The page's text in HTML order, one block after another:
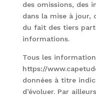
des omissions, des
dans la mise à jour,
du fait des tiers
informations.
Tous les
https://
données à titre
d’évoluer. Par